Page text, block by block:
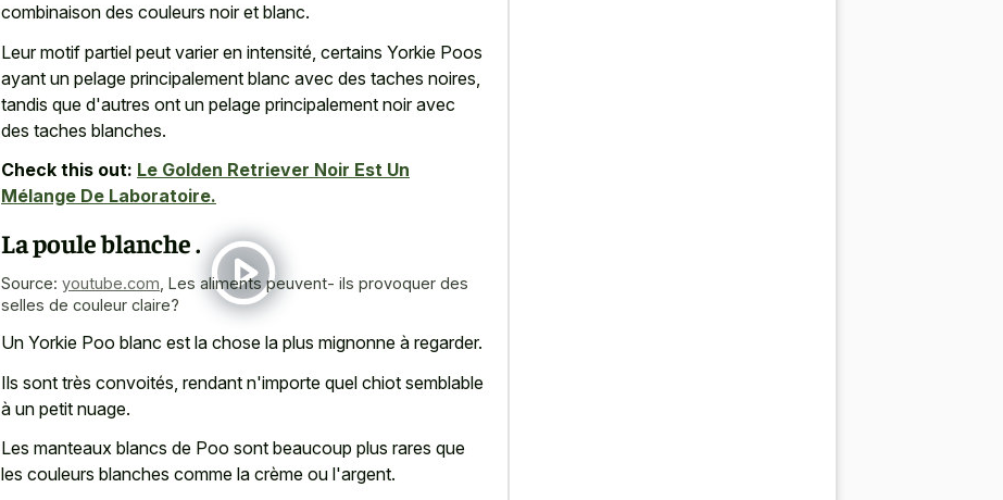
combinaison des couleurs noir et blanc.
Leur motif partiel peut varier en intensité, certains Yorkie Poos
ayant un pelage principalement blanc avec des taches noires
tandis que d'autres ont un pelage principalement noir avec
des taches blanches.
Check this out: Le Golden Retriever Noir Est Un
Mélange De Laboratoire.
La poule blanche .
Source: youtube.com Les aliments peuvent- ils provoquer des
selles de couleur claire?
Un Yorkie Poo blanc est la chose la plus mignonne à regarder.
Ils sont très convoités, rendant n'importe quel chiot semblable
à un petit nuage.
Les manteaux blancs de Poo sont beaucoup plus rares que
les couleurs blanches comme la crème ou l'argent.